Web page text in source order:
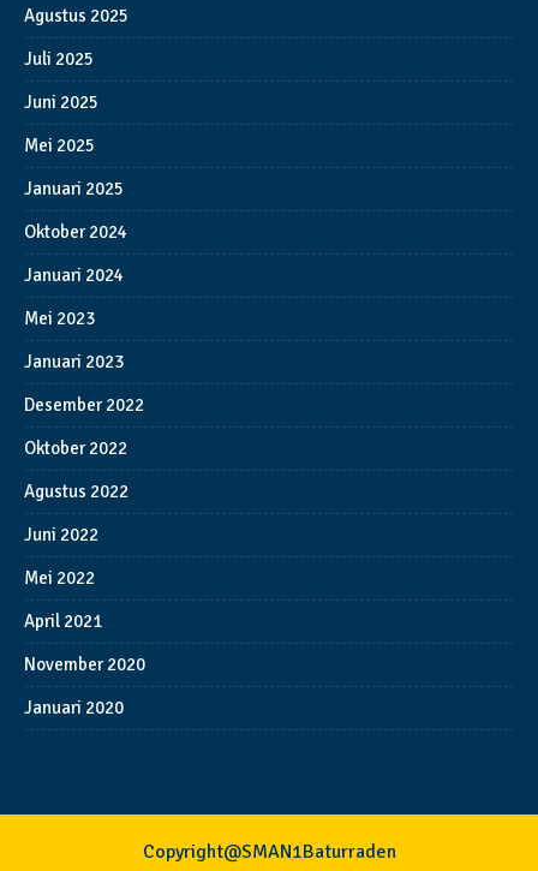
Agustus 2025
Juli 2025
Juni 2025
Mei 2025
Januari 2025
Oktober 2024
Januari 2024
Mei 2023
Januari 2023
Desember 2022
Oktober 2022
Agustus 2022
Juni 2022
Mei 2022
April 2021
November 2020
Januari 2020
Copyright@SMAN1Baturraden